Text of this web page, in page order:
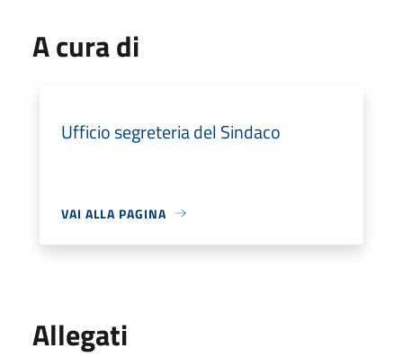
A cura di
Ufficio segreteria del Sindaco
VAI ALLA PAGINA
Allegati